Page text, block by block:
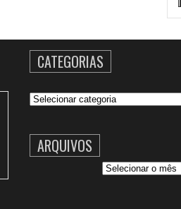
CATEGORIAS
Categorias
ARQUIVOS